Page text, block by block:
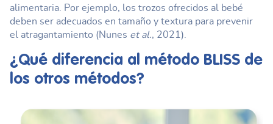
alimentaria. Por ejemplo, los trozos ofrecidos al bebé
deben ser adecuados en tamaño y textura para prevenir
el atragantamiento (Nunes et al., 2021).
¿Qué diferencia al método BLISS de
los otros métodos?